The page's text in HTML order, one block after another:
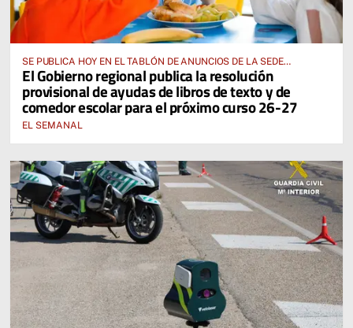
SE PUBLICA HOY EN EL TABLÓN DE ANUNCIOS DE LA SEDE
ELECTRÓNICA DE LA JUNTA DE COMUNIDADES Y EN EL PORTAL DE
EDUCACIÓN DE CASTILLA-LA MANCHA
El Gobierno regional publica la resolución
provisional de ayudas de libros de texto y de
comedor escolar para el próximo curso 26-27
EL SEMANAL